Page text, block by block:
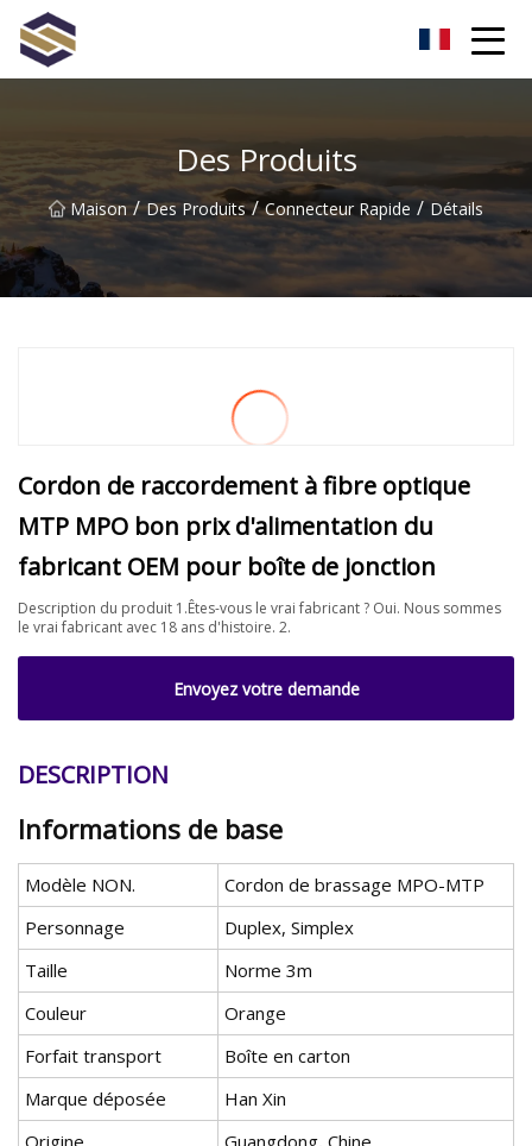
Des Produits
Maison / Des Produits / Connecteur Rapide / Détails
Cordon de raccordement à fibre optique
MTP MPO bon prix d'alimentation du
fabricant OEM pour boîte de jonction
Description du produit 1.Êtes-vous le vrai fabricant ? Oui. Nous sommes
le vrai fabricant avec 18 ans d'histoire. 2.
Envoyez votre demande
DESCRIPTION
Informations de base
Modèle NON.
Cordon de brassage MPO-MTP
Personnage
Duplex, Simplex
Taille
Norme 3m
Couleur
Orange
Forfait transport
Boîte en carton
Marque déposée
Han Xin